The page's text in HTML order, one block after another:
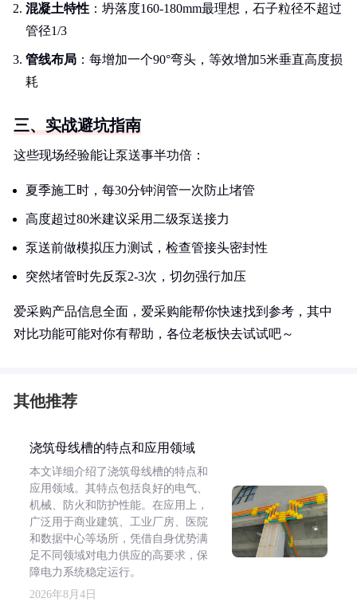
混凝土特性 ：坍落度160-180mm最理想，石子粒径不超过
管径1/3
管线布局 ：每增加一个90°弯头，等效增加5米垂直高度损
耗
三、实战避坑指南
这些现场经验能让泵送事半功倍：
夏季施工时，每30分钟润管一次防止堵管
高度超过80米建议采用二级泵送接力
泵送前做模拟压力测试，检查管接头密封性
突然堵管时先反泵2-3次，切勿强行加压
爱采购产品信息全面，爱采购能帮你快速找到参考，其中
对比功能可能对你有帮助，各位老板快去试试吧～
其他推荐
浇筑母线槽的特点和应用领域
本文详细介绍了浇筑母线槽的特点和
应用领域。其特点包括良好的电气、
机械、防火和防护性能。在应用上，
广泛用于商业建筑、工业厂房、医院
和数据中心等场所，凭借自身优势满
足不同领域对电力供应的高要求，保
障电力系统稳定运行。
2026年8月4日